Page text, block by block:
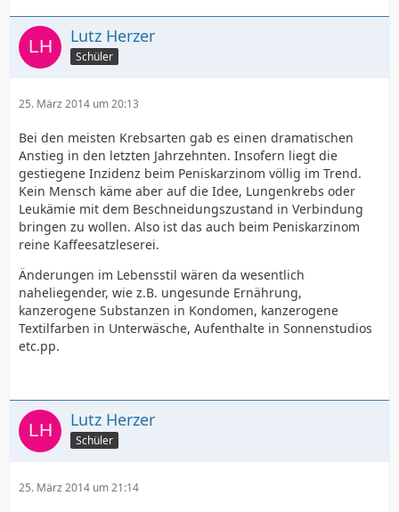
Lutz Herzer
Schüler
25. März 2014 um 20:13
Bei den meisten Krebsarten gab es einen dramatischen
Anstieg in den letzten Jahrzehnten. Insofern liegt die
gestiegene Inzidenz beim Peniskarzinom völlig im Trend.
Kein Mensch käme aber auf die Idee, Lungenkrebs oder
Leukämie mit dem Beschneidungszustand in Verbindung
bringen zu wollen. Also ist das auch beim Peniskarzinom
reine Kaffeesatzleserei.
Änderungen im Lebensstil wären da wesentlich
naheliegender, wie z.B. ungesunde Ernährung,
kanzerogene Substanzen in Kondomen, kanzerogene
Textilfarben in Unterwäsche, Aufenthalte in Sonnenstudios
etc.pp.
Lutz Herzer
Schüler
25. März 2014 um 21:14